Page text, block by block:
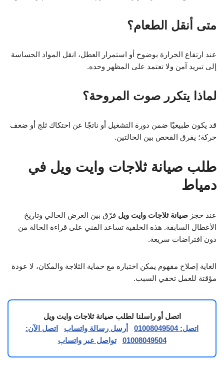
متى أنقل الطعام؟
عند ارتفاع الحرارة بوضوح أو استمرار العطل، انقل المواد الحساسة
إلى تبريد آمن ولا تعتمد على المظهر وحده.
لماذا يتكرر صوت المروحة؟
قد يكون طبيعيًا ضمن دورة التشغيل أو ناتجًا عن احتكاك ثلج أو ضعف
حركة؛ يفرق الفحص بين الحالتين.
طلب صيانة ثلاجات وايت ويل في
دمياط
عند حجز صيانة ثلاجات وايت ويل فرّق بين العرض الحالي وتاريخ
الأعطال السابقة. هذه الخلفية تساعد الفني على قراءة الحالة من
دون افتراضات سريعة.
الغاية إصلاح مفهوم يمكن اختباره مع حماية الثلاجة والمكان، لا عودة
مؤقتة للعمل تخفي السبب.
اتصل أو راسلنا لطلب صيانة ثلاجات وايت ويل
اتصل: 01008049504
أرسل رسالة واتساب
اتصل الآن:
01008049504
تواصل عبر واتساب